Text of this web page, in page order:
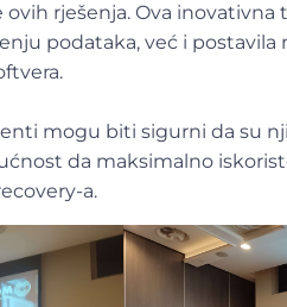
rješenja. Ova inovativna
podataka, već i postavila
mogu biti sigurni da su
da maksimalno
a.